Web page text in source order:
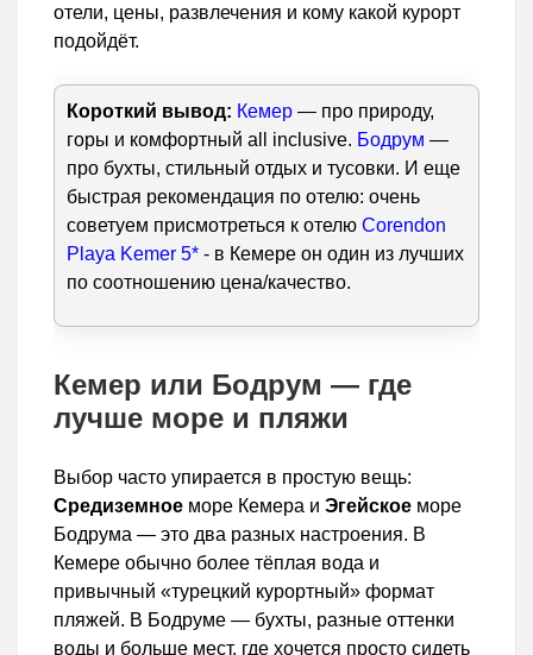
отели, цены, развлечения и кому какой курорт
подойдёт.
Короткий вывод: Кемер — про природу,
горы и комфортный all inclusive. Бодрум —
про бухты, стильный отдых и тусовки. И еще
быстрая рекомендация по отелю: очень
советуем присмотреться к отелю Corendon
Playa Kemer 5* - в Кемере он один из лучших
по соотношению цена/качество.
Кемер или Бодрум — где
лучше море и пляжи
Выбор часто упирается в простую вещь:
Средиземное море Кемера и Эгейское море
Бодрума — это два разных настроения. В
Кемере обычно более тёплая вода и
привычный «турецкий курортный» формат
пляжей. В Бодруме — бухты, разные оттенки
воды и больше мест, где хочется просто сидеть